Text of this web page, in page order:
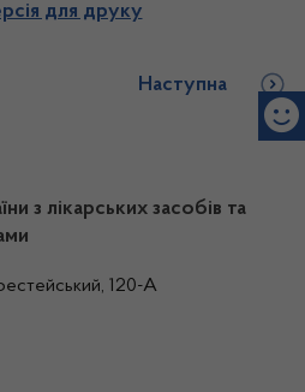
для друку
Наступна
з лікарських засобів та
120-А